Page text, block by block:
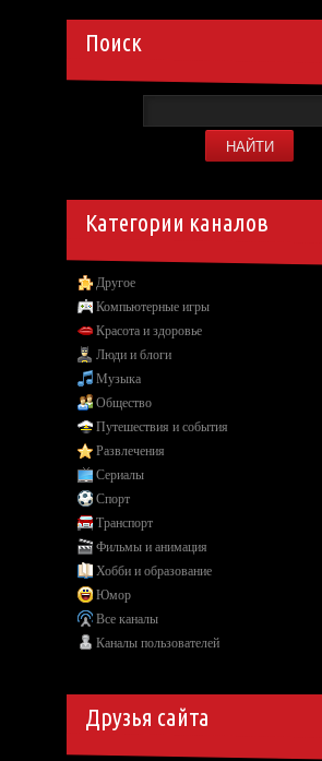
Поиск
Категории каналов
Другое
Компьютерные игры
Красота и здоровье
Люди и блоги
Музыка
Общество
Путешествия и события
Развлечения
Сериалы
Спорт
Транспорт
Фильмы и анимация
Хобби и образование
Юмор
Все каналы
Каналы пользователей
Друзья сайта